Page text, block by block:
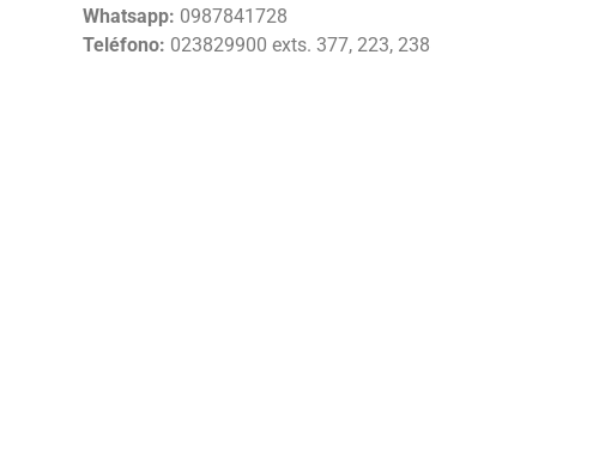
Whatsapp: 0987841728
Teléfono: 023829900 exts. 377, 223, 238